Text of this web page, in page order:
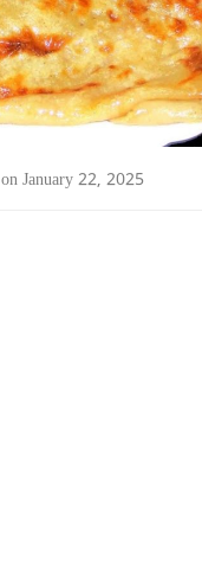
on January 22, 2025